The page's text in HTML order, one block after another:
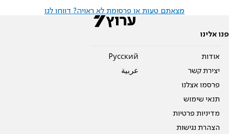
מצאתם טעות או פרסומת לא ראויה? דווחו לנו
פנו אלינו
אודות
יצירת קשר
פרסמו אצלנו
תנאי שימוש
מדיניות פרטיות
הצהרת נגישות
Pусский
عربية